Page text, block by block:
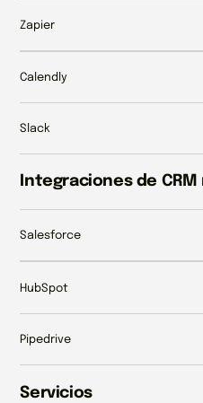
Zapier
Calendly
Slack
Integraciones de
Salesforce
HubSpot
Pipedrive
Servicios